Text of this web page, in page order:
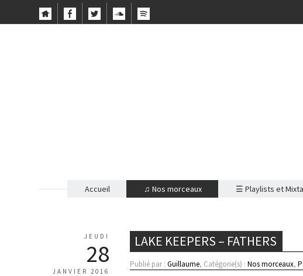
Accueil ♫ Nos morceaux ☰ Playlists et
JEUDI
28
JANVIER 2016
LAKE KEEPERS – FATHERS
Publié par :Guillaume, Catégorie(s) :Nos morceaux,